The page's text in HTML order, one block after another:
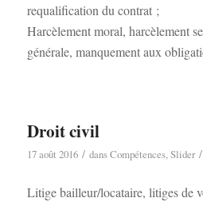
requalification du contrat ;
Harcèlement moral, harcèlement
générale, manquement aux
Droit civil
17 août 2016 / dansCompétences,Slider /
Litige bailleur/locataire, litiges de